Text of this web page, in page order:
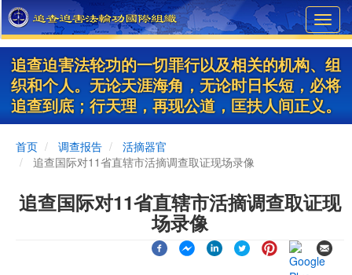
Skip
to
main
content
追查迫害法轮功的一切罪行以及相关的机构、组
织和个人。无论天涯海角，无论时日长短，必将
追查到底；行天理，再现公道，匡扶人间正义。
首页 调查报告
活摘器官
追查国际对11省直辖市活摘调查取证现场录像
追查国际对11省直辖市活摘调查取证现
场录像